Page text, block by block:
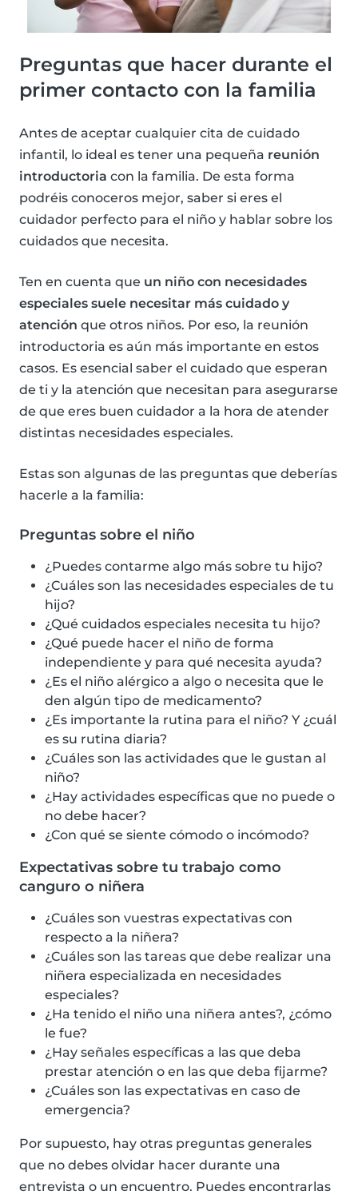
Preguntas que hacer durante el
primer contacto con la familia
Antes de aceptar cualquier cita de cuidado
infantil, lo ideal es tener una pequeña reunión
introductoria con la familia. De esta forma
podréis conoceros mejor, saber si eres el
cuidador perfecto para el niño y hablar sobre los
cuidados que necesita.
Ten en cuenta que un niño con necesidades
especiales suele necesitar más cuidado y
atención que otros niños. Por eso, la reunión
introductoria es aún más importante en estos
casos. Es esencial saber el cuidado que esperan
de ti y la atención que necesitan para asegurarse
de que eres buen cuidador a la hora de atender
distintas necesidades especiales.
Estas son algunas de las preguntas que deberías
hacerle a la familia:
Preguntas sobre el niño
¿Puedes contarme algo más sobre tu hijo?
¿Cuáles son las necesidades especiales de tu
hijo?
¿Qué cuidados especiales necesita tu hijo?
¿Qué puede hacer el niño de forma
independiente y para qué necesita ayuda?
¿Es el niño alérgico a algo o necesita que le
den algún tipo de medicamento?
¿Es importante la rutina para el niño? Y ¿cuál
es su rutina diaria?
¿Cuáles son las actividades que le gustan al
niño?
¿Hay actividades específicas que no puede o
no debe hacer?
¿Con qué se siente cómodo o incómodo?
Expectativas sobre tu trabajo como
canguro o niñera
¿Cuáles son vuestras expectativas con
respecto a la niñera?
¿Cuáles son las tareas que debe realizar una
niñera especializada en necesidades
especiales?
¿Ha tenido el niño una niñera antes?, ¿cómo
le fue?
¿Hay señales específicas a las que deba
prestar atención o en las que deba fijarme?
¿Cuáles son las expectativas en caso de
emergencia?
Por supuesto, hay otras preguntas generales
que no debes olvidar hacer durante una
entrevista o un encuentro. Puedes encontrarlas